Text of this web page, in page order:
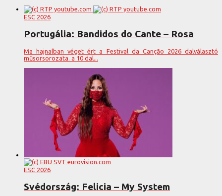
ESC 2026
Portugália: Bandidos do Cante – Rosa
Ma hajnalban véget ért a Festival da Canção 2026 dalválasztó
műsorsorozata. a 10 dal...
ESC 2026
Svédország: Felicia – My System